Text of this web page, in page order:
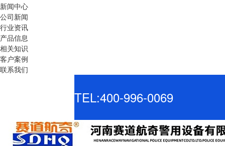
新闻中心
公司新闻
行业资讯
产品信息
相关知识
客户案例
联系我们
TEL:400-996-0069